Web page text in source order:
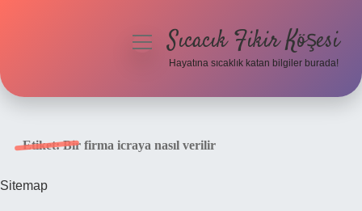
menüyüSıcacık Fikir Köşesi
Hayatına sıcaklık katan bilgiler burada!
Etiket:Bir firma icraya nasıl verilir
Sitemap